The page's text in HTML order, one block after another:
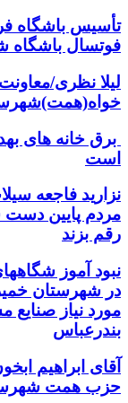
تأسیس باشگاه
فوتسال باشگاه
لیلا نظری/
برق خانه های
است
مردم پایین دست
رقم بزند
نبود آموز
در شهرستان
مورد نیاز
بندرعباس
آقای ابراهیم
حزب همت